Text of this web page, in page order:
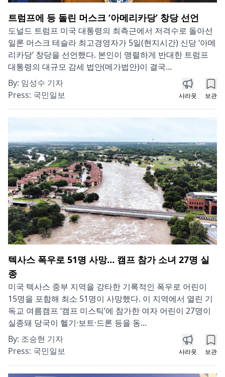
트럼프에 등 돌린 머스크 ‘아메리카당’ 창당 선언
도널드 트럼프 미국 대통령의 최측근에서 저격수로 돌아선
일론 머스크 테슬라 최고경영자가 5일(현지시간) 신당 ‘아메
리카당’ 창당을 선언했다. 본인이 맹렬하게 반대한 트럼프
대통령의 대규모 감세 법안(메가법안)이 결국...
By: 임성수 기자
Press: 국민일보 샤라웃 보관
텍사스 폭우로 51명 사망… 캠프 참가 소녀 27명 실
종
미국 텍사스 중부 지역을 강타한 기록적인 폭우로 어린이
15명을 포함해 최소 51명이 사망했다. 이 지역에서 열린 기
독교 여름캠프 ‘캠프 미스틱’에 참가한 여자 어린이 27명이
실종돼 당국이 헬기·보트·드론 등을 동...
By: 조승현 기자
Press: 국민일보 샤라웃 보관